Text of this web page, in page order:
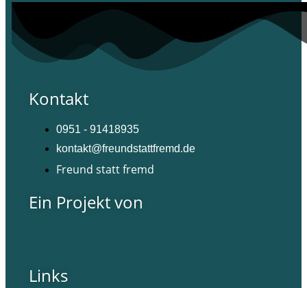
Kontakt
0951 - 91418935
kontakt@freundstattfremd.de
Freund statt fremd
Ein Projekt von
Links